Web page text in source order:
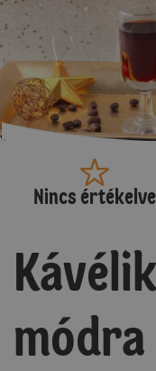
Nincs értékelve
módra